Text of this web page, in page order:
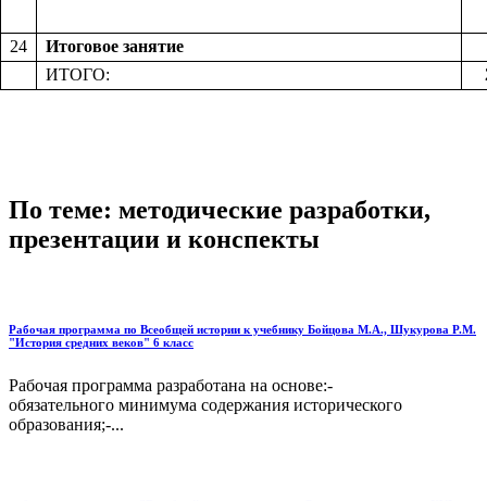
24
Итоговое занятие
ИТОГО:
По теме: методические разработки,
презентации и конспекты
Рабочая программа по Всеобщей истории к учебнику Бойцова М.А., Шукурова Р.М.
"История средних веков" 6 класс
Рабочая программа разработана на основе:-
обязательного минимума содержания исторического
образования;-...